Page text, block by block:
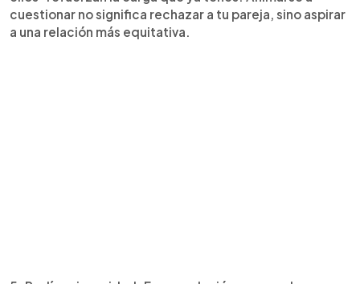
cuestionar no significa rechazar a tu pareja, sino aspirar
a una relación más equitativa.